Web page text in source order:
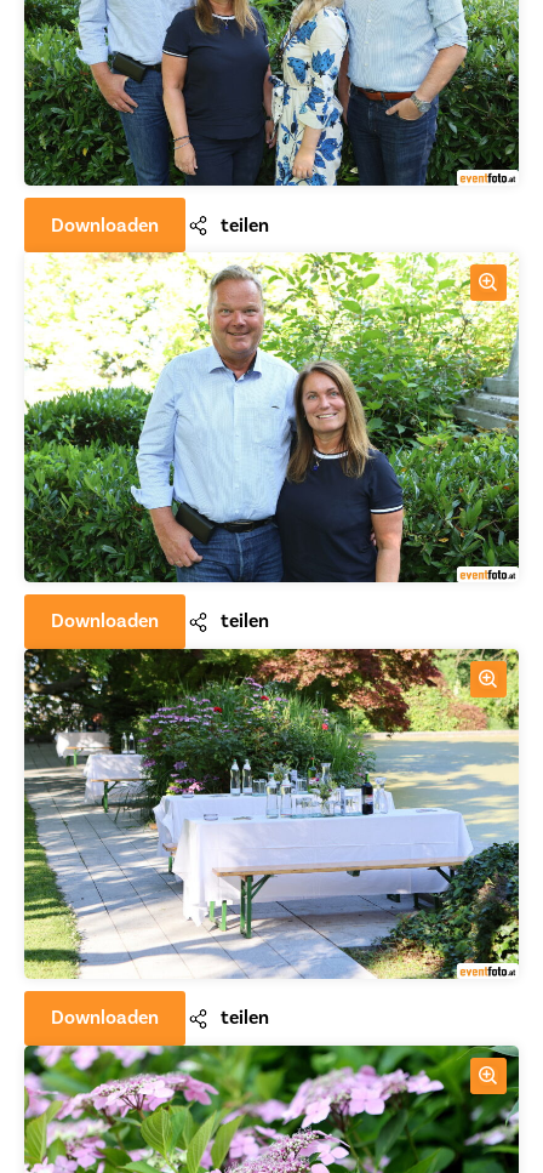
Downloaden teilen
Downloaden teilen
Downloaden teilen